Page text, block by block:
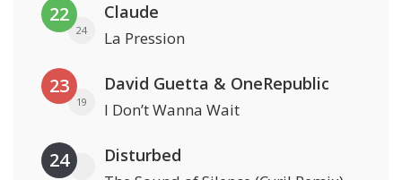
22
24
Claude
La Pression
23
19
David Guetta & OneRepublic
I Don’t Wanna Wait
24 Disturbed